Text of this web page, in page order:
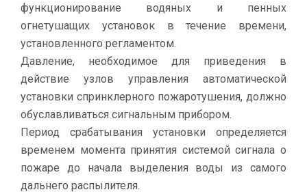
функционирование водяных и пенных
огнетушащих установок в течение времени,
установленного регламентом.
Давление, необходимое для приведения в
действие узлов управления автоматической
установки спринклерного пожаротушения, должно
обуславливаться сигнальным прибором.
Период срабатывания установки определяется
временем момента принятия системой сигнала о
пожаре до начала выделения воды из самого
дальнего распылителя.